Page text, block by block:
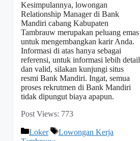
Kesimpulannya, lowongan
Relationship Manager di Bank
Mandiri cabang Kabupaten
Tambrauw merupakan peluang emas
untuk mengembangkan karir Anda.
Informasi di atas hanya sebagai
referensi, untuk informasi lebih detail
dan valid, silakan kunjungi situs
resmi Bank Mandiri. Ingat, semua
proses rekrutmen di Bank Mandiri
tidak dipungut biaya apapun.
Post Views: 773
Kategori
Loker Tag
Lowongan Kerja